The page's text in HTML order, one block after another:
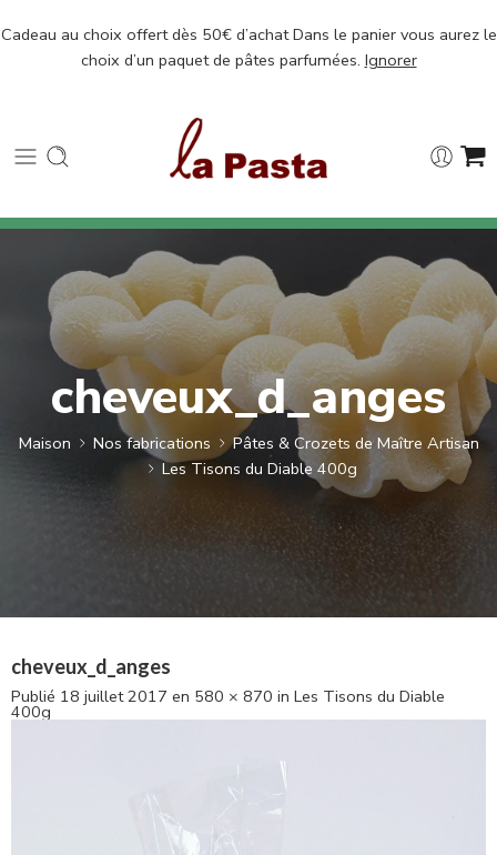
Cadeau au choix offert dès 50€ d’achat Dans le panier vous aurez le
choix d’un paquet de pâtes parfumées. Ignorer
cheveux_d_anges
Maison Nos fabrications
Pâtes & Crozets de Maître Artisan
Les Tisons du Diable 400g
cheveux_d_anges
Publié 18 juillet 2017 en 580 × 870 in Les Tisons du Diable
400g